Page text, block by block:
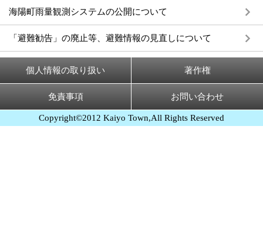
海陽町雨量観測システムの公開について
「避難勧告」の廃止等、避難情報の見直しについて
個人情報の取り扱い 著作権
免責事項 お問い合わせ
Copyright©2012 Kaiyo Town,All Rights Reserved